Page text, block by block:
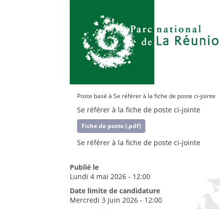
Poste basé à Se référer à la fiche de poste ci-jointe
Se référer à la fiche de poste ci-jointe
Fiche de poste (.pdf)
Se référer à la fiche de poste ci-jointe
Publié le
Lundi 4 mai 2026 - 12:00
Date limite de candidature
Mercredi 3 juin 2026 - 12:00